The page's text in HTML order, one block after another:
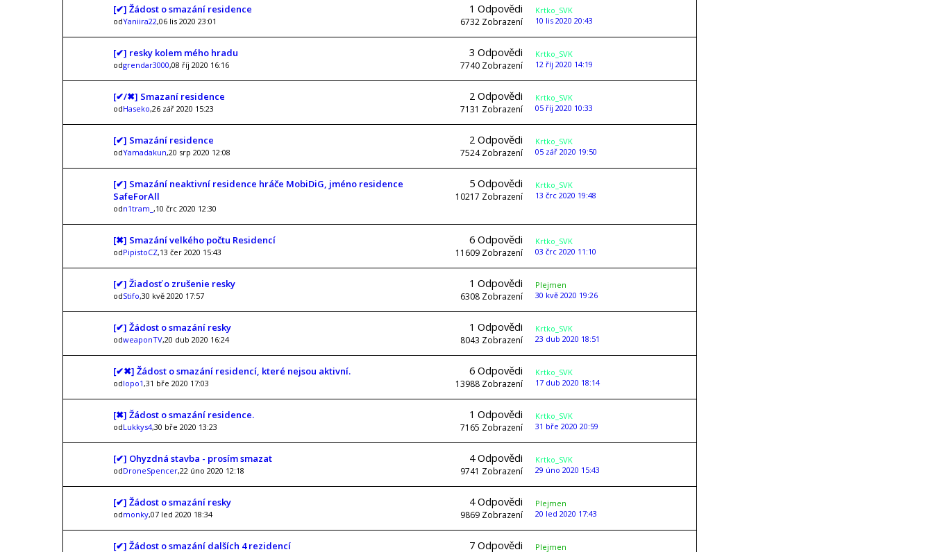
[✔] Žádost o smazání residence
odYaniira22,06 lis 2020 23:01
1 Odpovědi
6732 Zobrazení
Krtko_SVK
10 lis 2020 20:43
[✔] resky kolem mého hradu
odgrendar3000,08 říj 2020 16:16
3 Odpovědi
7740 Zobrazení
Krtko_SVK
12 říj 2020 14:19
[✔/✖] Smazaní residence
odHaseko,26 zář 2020 15:23
2 Odpovědi
7131 Zobrazení
Krtko_SVK
05 říj 2020 10:33
[✔] Smazání residence
odYamadakun,20 srp 2020 12:08
2 Odpovědi
7524Zobrazení
Krtko_SVK
05 zář 2020 19:50
[✔] Smazání neaktivní residence hráče MobiDiG, jméno residence
SafeForAll
odn1tram_ ,10 črc 2020 12:30
5 Odpovědi
10217 Zobrazení
Krtko_SVK
13 črc 2020 19:48
[✖] Smazání velkého počtu Residencí
odPipistoCZ,13 čer 2020 15:43
6 Odpovědi
11609 Zobrazení
Krtko_SVK
03 črc 2020 11:10
[✔] Žiadosť o zrušenie resky
odStifo,30 kvě 2020 17:57
1 Odpovědi
6308 Zobrazení
Plejmen
30 kvě 2020 19:26
[✔] Žádost o smazání resky
odweaponTV,20 dub 2020 16:24
1 Odpovědi
8043 Zobrazení
Krtko_SVK
23 dub 2020 18:51
[✔✖] Žádost o smazání residencí, které nejsou aktivní.
odlopo1,31 bře 2020 17:03
6 Odpovědi
13988 Zobrazení
Krtko_SVK
17 dub 2020 18:14
[✖] Žádost o smazání residence.
odLukkys4,30 bře 2020 13:23
1 Odpovědi
7165 Zobrazení
Krtko_SVK
31 bře 2020 20:59
[✔] Ohyzdná stavba - prosím smazat
odDroneSpencer,22 úno 2020 12:18
4Odpovědi
9741 Zobrazení
Krtko_SVK
29 úno 2020 15:43
[✔] Žádost o smazání resky
odmonky,07 led 2020 18:34
4Odpovědi
9869 Zobrazení
Plejmen
20 led 2020 17:43
[✔] Žádost o smazání dalších 4 rezidencí 7 Odpovědi
Plejmen